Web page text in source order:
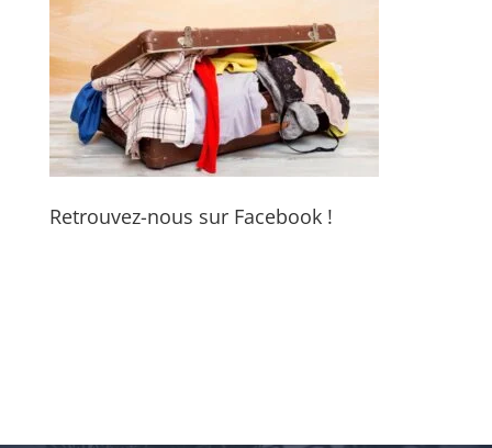
Retrouvez-nous sur Facebook !